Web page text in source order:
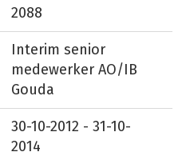
2088
Interim senior
medewerker AO/IB
Gouda
30-10-2012 - 31-10-
2014